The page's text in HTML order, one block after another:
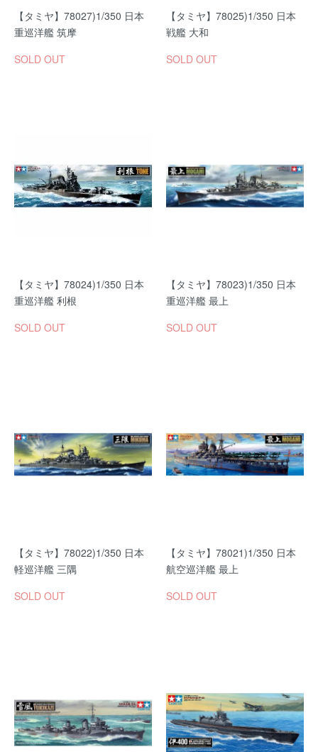
【タミヤ】78027)1/350 日本
重巡洋艦 筑摩
SOLD OUT
【タミヤ】78025)1/350 日本
戦艦 大和
SOLD OUT
【タミヤ】78024)1/350 日本
重巡洋艦 利根
SOLD OUT
【タミヤ】78023)1/350 日本
重巡洋艦 最上
SOLD OUT
【タミヤ】78022)1/350 日本
軽巡洋艦 三隅
SOLD OUT
【タミヤ】78021)1/350 日本
航空巡洋艦 最上
SOLD OUT